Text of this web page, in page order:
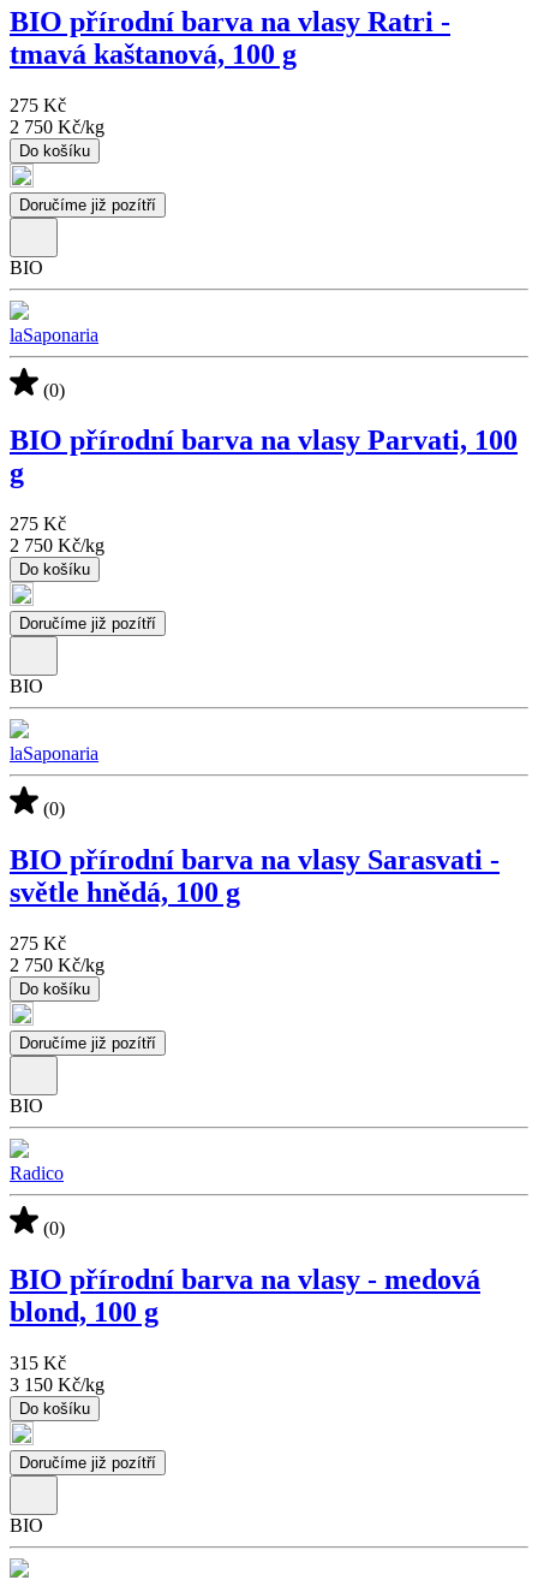
BIO přírodní barva na vlasy Ratri -
tmavá kaštanová, 100 g
275 Kč
2 750 Kč/kg
Do košíku
Doručíme již pozítří
BIO
laSaponaria
(0)
BIO přírodní barva na vlasy Parvati, 100
g
275 Kč
2 750 Kč/kg
Do košíku
Doručíme již pozítří
BIO
laSaponaria
(0)
BIO přírodní barva na vlasy Sarasvati -
světle hnědá, 100 g
275 Kč
2 750 Kč/kg
Do košíku
Doručíme již pozítří
BIO
Radico
(0)
BIO přírodní barva na vlasy - medová
blond, 100 g
315 Kč
3 150 Kč/kg
Do košíku
Doručíme již pozítří
BIO